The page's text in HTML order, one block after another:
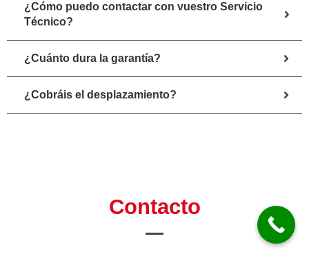
¿Cómo puedo contactar con vuestro Servicio
Técnico?
¿Cuánto dura la garantía?
¿Cobráis el desplazamiento?
Contacto